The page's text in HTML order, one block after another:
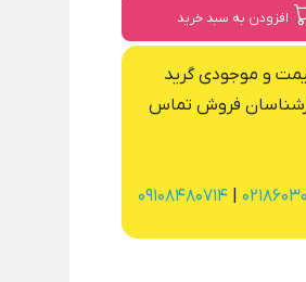
افزودن به سبد خرید
و موجودی گرید
فروش تماس
09108480714